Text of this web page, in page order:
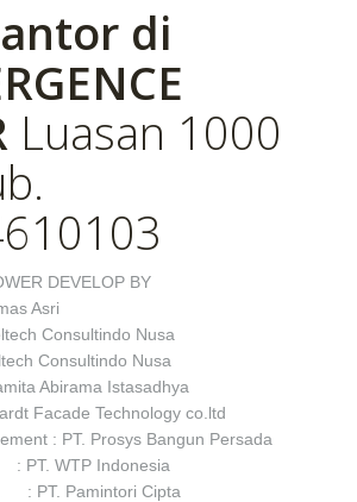
di
Luasan 1000
DEVELOP BY
Asri
Consultindo Nusa
Consultindo Nusa
Abirama Istasadhya
Facade Technology co.ltd
: PT. Prosys Bangun Persada
PT. WTP Indonesia
: PT. Pamintori Cipta